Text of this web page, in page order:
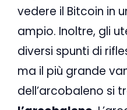
vedere il Bitcoin in
ampio. Inoltre, gli
diversi spunti di
ma il più grande
dell’arcobaleno si